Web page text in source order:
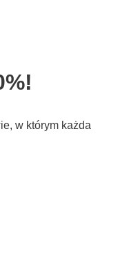
w którym każda